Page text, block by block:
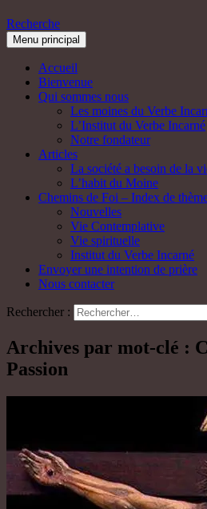
Recherche
Menu principal
Accueil
Bienvenue
Qui sommes nous
Les moines du Verbe
L’Institut du Verbe Incarné
Notre fondateur
Articles
La société a besoin de la
L’habit du Moine
Chemins de Foi – Index de
Nouvelles
Vie Contemplative
Vie spirituelle
Institut du Verbe Incarné
Envoyer une intention de prière
Nous contacter
Rechercher :
Archives par mot-clé :
Passion